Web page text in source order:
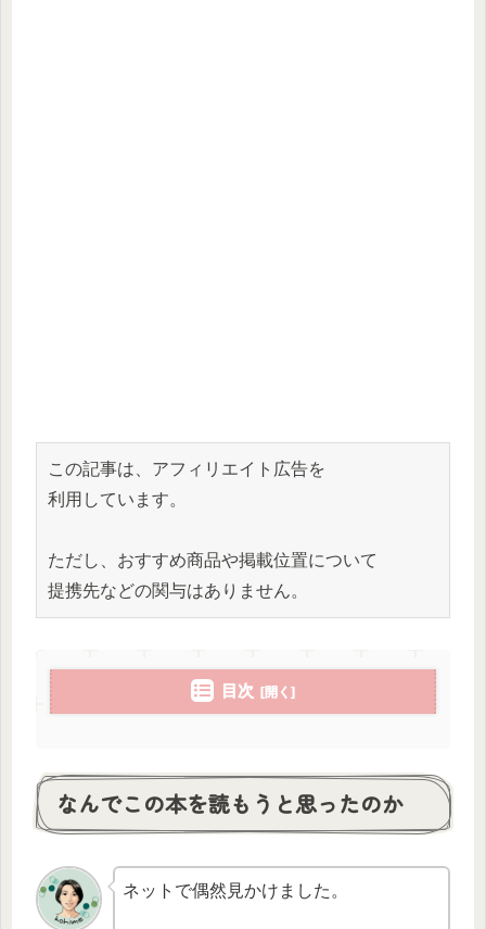
この記事は、アフィリエイト広告を
利用しています。
ただし、おすすめ商品や掲載位置について
提携先などの関与はありません。
目次
なんでこの本を読もうと思ったのか
ネットで偶然見かけました。